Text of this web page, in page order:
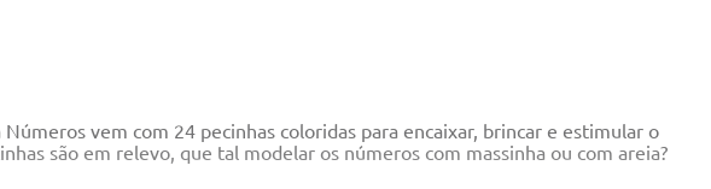
vem com 24 pecinhas coloridas para encaixar, brincar e estimular o
são em relevo, que tal modelar os números com massinha ou com areia?